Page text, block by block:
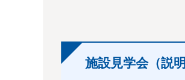
施設見学会（説